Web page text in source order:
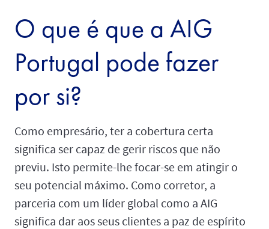
O que é que a AIG
Portugal pode fazer
por si?
Como empresário, ter a cobertura certa
significa ser capaz de gerir riscos que não
previu. Isto permite-lhe focar-se em atingir o
seu potencial máximo. Como corretor, a
parceria com um líder global como a AIG
significa dar aos seus clientes a paz de espírito